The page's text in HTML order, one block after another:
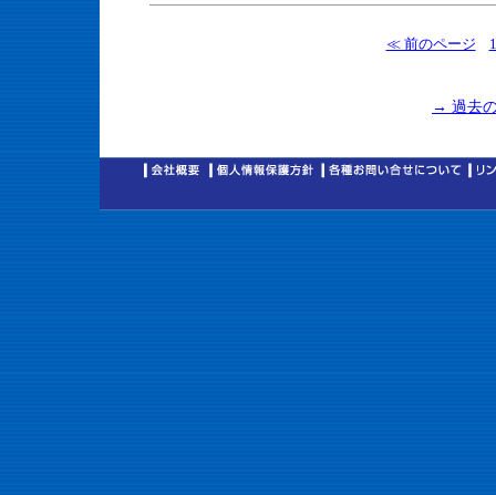
≪ 前のページ 1
→ 過去